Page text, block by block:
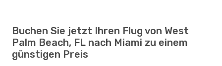
Buchen Sie jetzt Ihren Flug von West
Palm Beach, FL nach Miami zu einem
günstigen Preis